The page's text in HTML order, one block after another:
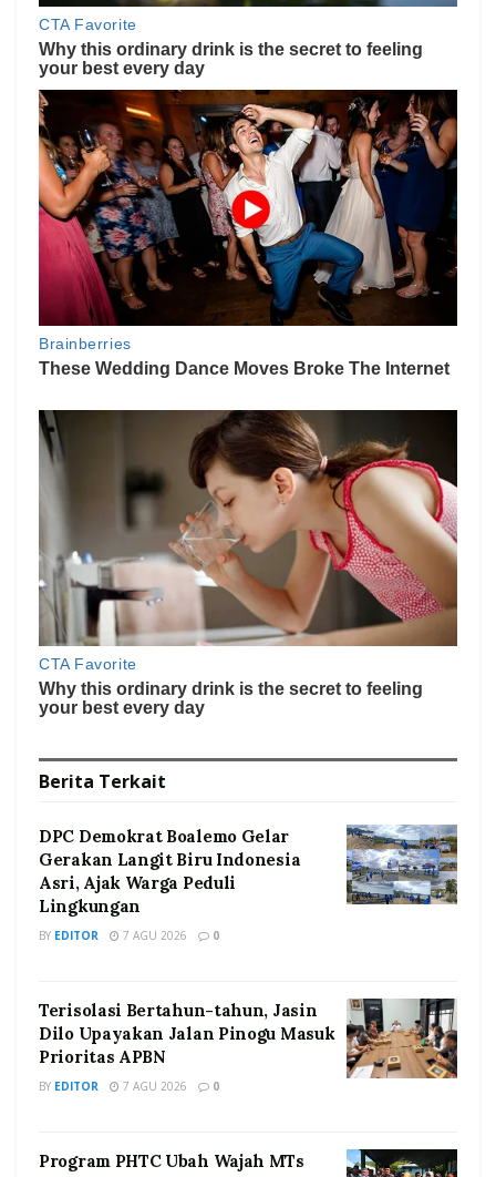
Berita Terkait
DPC Demokrat Boalemo Gelar
Gerakan Langit Biru Indonesia
Asri, Ajak Warga Peduli
Lingkungan
BY EDITOR 7 AGU 2026 0
Terisolasi Bertahun-tahun, Jasin
Dilo Upayakan Jalan Pinogu Masuk
Prioritas APBN
BY EDITOR 7 AGU 2026 0
Program PHTC Ubah Wajah MTs